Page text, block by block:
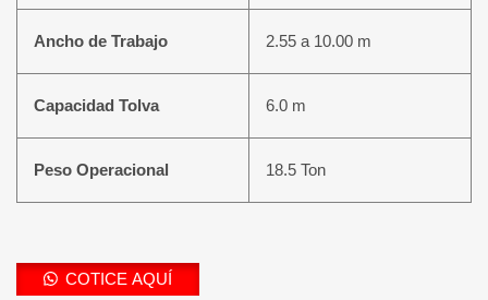
Ancho de Trabajo 2.55 a 10.00 m
Capacidad Tolva 6.0 m
Peso Operacional 18.5 Ton
COTICE AQUÍ